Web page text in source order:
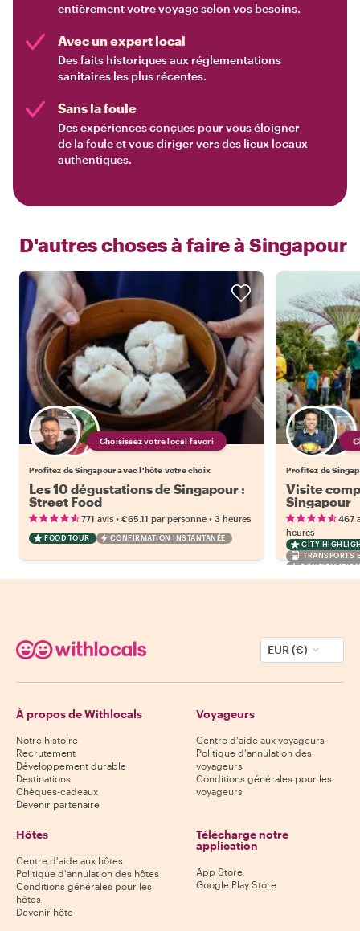
entièrement votre voyage selon vos besoins.
Avec un expert local
Des faits historiques aux réglementations
sanitaires les plus récentes.
Sans la foule
Des expériences conçues pour vous éloigner
de la foule et vous diriger vers des lieux locaux
authentiques.
D'autres choses à faire à Singapour
Choisissez votre local favori
Profitez de Singapour avec l'hôte votre choix
Les 10 dégustations de Singapour :
Street Food
771 avis • €65.11 par personne • 3 heures
FOOD TOUR CONFIRMATION INSTANTANÉE
Profitez de
Visite
Singapour
467
heures
CITY
TRANSPORTS
EUR (€)
À propos de Withlocals
Notre histoire
Recrutement
Développement durable
Destinations
Chèques-cadeaux
Devenir partenaire
Voyageurs
Centre d'aide aux voyageurs
Politique d'annulation des
voyageurs
Conditions générales pour les
voyageurs
Hôtes
Centre d'aide aux hôtes
Politique d'annulation des hôtes
Conditions générales pour les
hôtes
Devenir hôte
Télécharge notre
application
App Store
Google Play Store